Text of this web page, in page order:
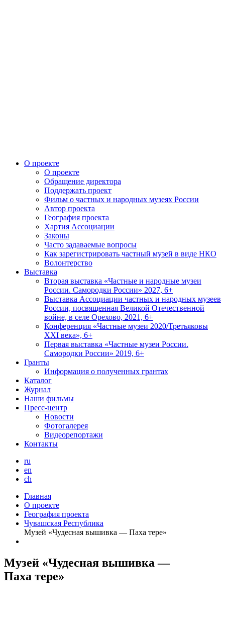
О проекте
О проекте
Обращение директора
Поддержать проект
Фильм о частных и народных музеях России
Автор проекта
География проекта
Хартия Ассоциации
Законы
Часто задаваемые вопросы
Как зарегистрировать частный музей в виде НКО
Волонтерство
Выставка
Вторая выставка «Частные и народные музеи
России. Самородки России» 2027, 6+
Выставка Ассоциации частных и народных музеев
России, посвященная Великой Отечественной
войне, в селе Орехово, 2021, 6+
Конференция «Частные музеи 2020/Третьяковы
XXI века», 6+
Первая выставка «Частные музеи России.
Самородки России» 2019, 6+
Гранты
Информация о полученных грантах
Каталог
Журнал
Наши фильмы
Пресс-центр
Новости
Фотогалерея
Видеорепортажи
Контакты
ru
en
ch
Главная
О проекте
География проекта
Чувашская Республика
Музей «Чудесная вышивка — Паха тере»
Музей «Чудесная вышивка —
Паха тере»